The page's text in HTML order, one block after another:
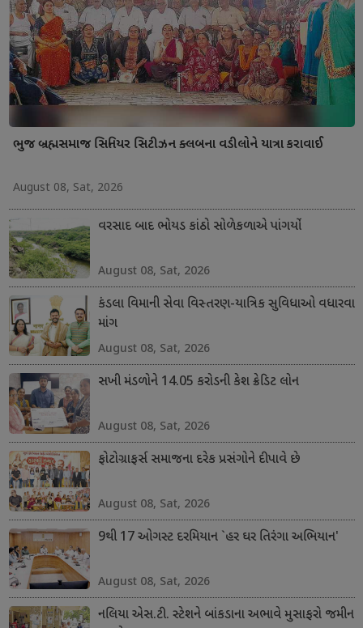
ભુજ બ્રહ્મસમાજ સિનિયર સિટીઝન ક્લબના વડીલોને યાત્રા કરાવાઈ
August 08, Sat, 2026
વરસાદ બાદ ભોયડ કાંઠો સોળેકળાએ પાંગર્યો
August 08, Sat, 2026
કંડલા વિમાની સેવા વિસ્તરણ-યાત્રિક સુવિધાઓ વધારવા
માંગ
August 08, Sat, 2026
સખી મંડળોને 14.05 કરોડની કેશ ક્રેડિટ લોન
August 08, Sat, 2026
ફોટોગ્રાફર્સ સમાજના દરેક પ્રસંગોને દીપાવે છે
August 08, Sat, 2026
9થી 17 ઓગસ્ટ દરમિયાન `હર ઘર તિરંગા અભિયાન'
August 08, Sat, 2026
નલિયા એસ.ટી. સ્ટેશને બાંકડાના અભાવે મુસાફરો જમીન